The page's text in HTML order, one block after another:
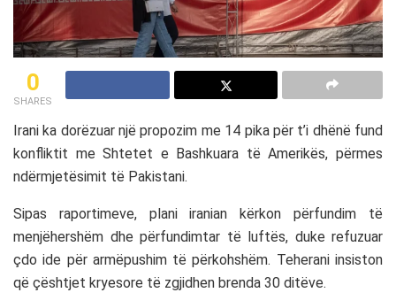
0
SHARES
Irani ka dorëzuar një propozim me 14 pika për t’i dhënë fund
konfliktit meShtetet e Bashkuara të Amerikës, përmes
ndërmjetësimit të Pakistani.
Sipas raportimeve, plani iranian kërkon përfundim të
menjëhershëm dhe përfundimtar të luftës, duke refuzuar
çdo ide për armëpushim të përkohshëm. Teherani insiston
që çështjet kryesore të zgjidhen brenda 30 ditëve.